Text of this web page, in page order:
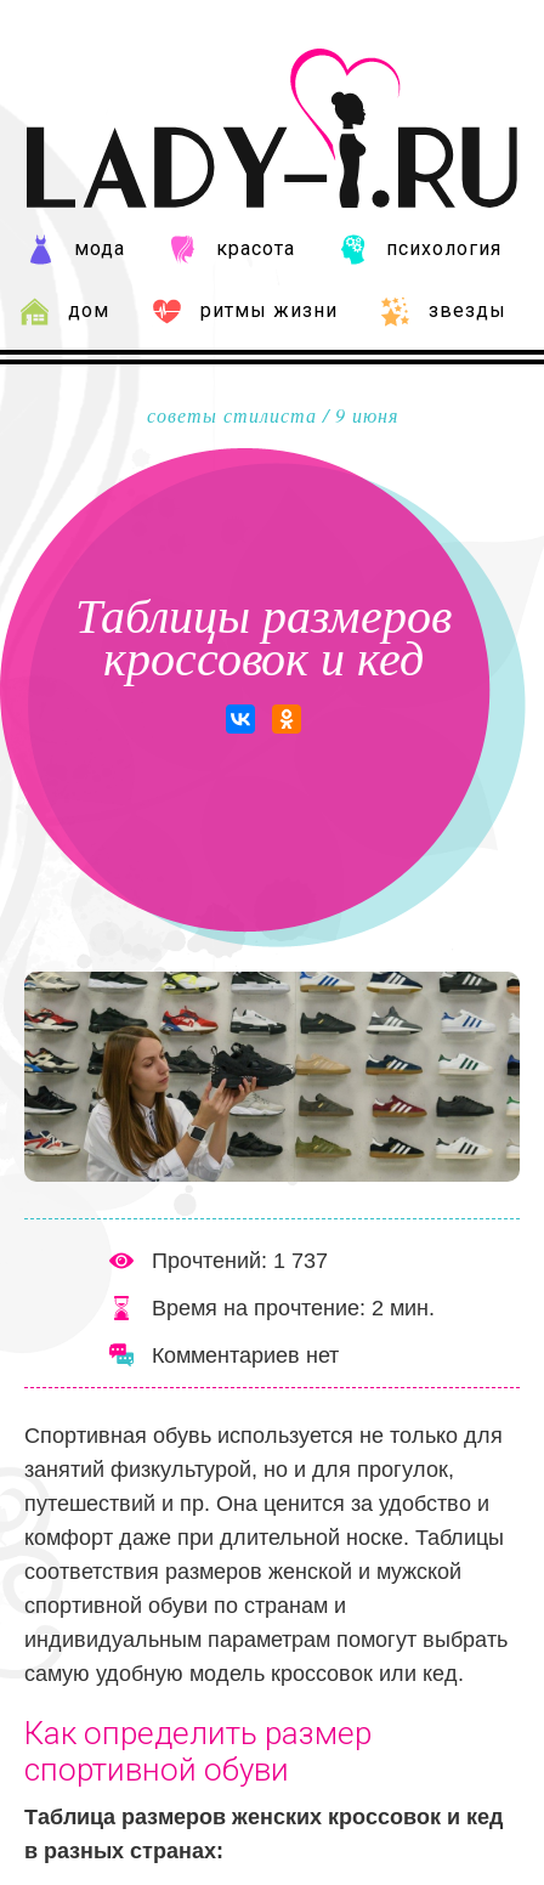
мода красота психология
дом ритмы жизни звезды
советы стилиста / 9 июня
Таблицы размеров
кроссовок и кед
Прочтений: 1 737
Время на прочтение: 2 мин.
Комментариев нет
Спортивная обувь используется не только для
занятий физкультурой, но и для прогулок,
путешествий и пр. Она ценится за удобство и
комфорт даже при длительной носке. Таблицы
соответствия размеров женской и мужской
спортивной обуви по странам и
индивидуальным параметрам помогут выбрать
самую удобную модель кроссовок или кед.
Как определить размер
спортивной обуви
Таблица размеров женских кроссовок и кед
в разных странах: